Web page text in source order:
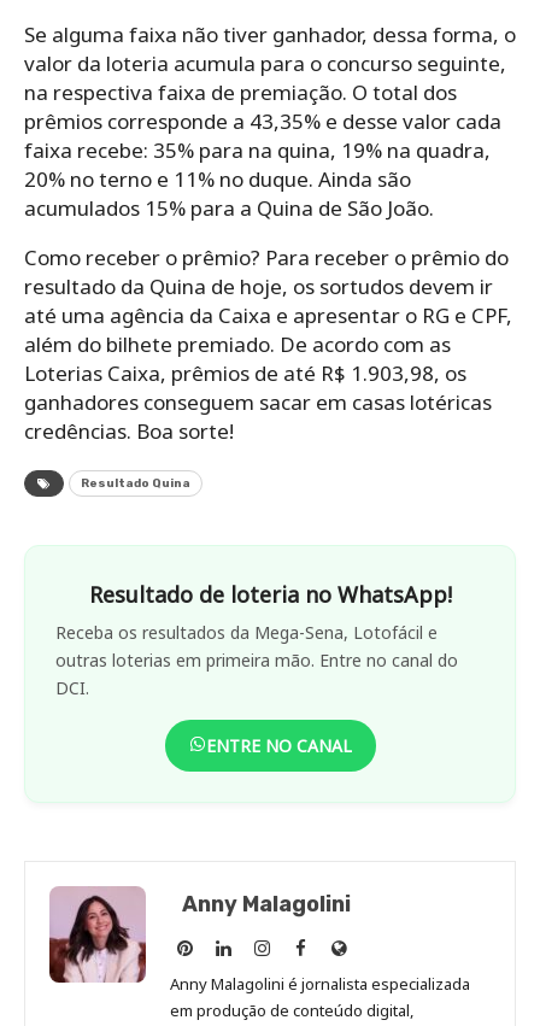
Se alguma faixa não tiver ganhador, dessa forma, o
valor da loteria acumula para o concurso seguinte,
na respectiva faixa de premiação. O total dos
prêmios corresponde a 43,35% e desse valor cada
faixa recebe: 35% para na quina, 19% na quadra,
20% no terno e 11% no duque. Ainda são
acumulados 15% para a Quina de São João.
Como receber o prêmio? Para receber o prêmio do
resultado da Quina de hoje, os sortudos devem ir
até uma agência da Caixa e apresentar o RG e CPF,
além do bilhete premiado. De acordo com as
Loterias Caixa, prêmios de até R$ 1.903,98, os
ganhadores conseguem sacar em casas lotéricas
credências. Boa sorte!
Resultado Quina
Resultado de loteria no WhatsApp!
Receba os resultados da Mega-Sena, Lotofácil e
outras loterias em primeira mão. Entre no canal do
DCI.
ENTRE NO CANAL
Anny Malagolini
Anny
Malagolini
no
Anny
Malagolini
no
Anny
Malagolini
no
Anny
Malagolini
no
Site
de
Anny
Anny Malagolini é jornalista especializada
em produção de conteúdo digital,